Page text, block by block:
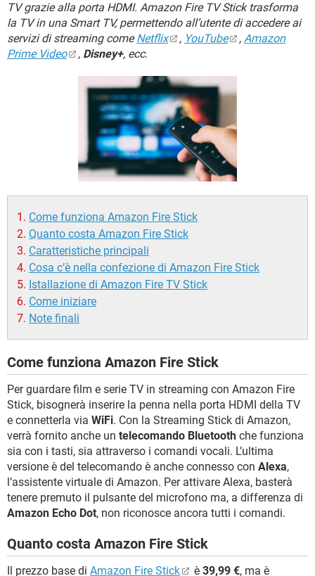
HARDWARE
INSTAGRAM WHATSAPP
FACEBOOK
HARDWARE
iOS WINDOWS 10
INSTAGRAM WHATSAPP
TV grazie alla porta HDMI. Amazon Fire TV Stick trasforma
la TV in una Smart TV, permettendo all’utente di accedere ai
servizi di streaming comeNetflix , YouTube , Amazon
Prime Video
, Disney+, ecc.
Come funziona Amazon Fire Stick
Quanto costa Amazon Fire Stick
Caratteristiche principali
Cosa c’è nella confezione di Amazon Fire Stick
Istallazione di Amazon Fire TV Stick
Come iniziare
Note finali
Come funziona Amazon Fire Stick
Per guardare film e serie TV in streaming con Amazon Fire
Stick, bisognerà inserire la penna nella porta HDMI della TV
e connetterla via WiFi. Con la Streaming Stick di Amazon,
verrà fornito anche un telecomando Bluetooth che funziona
sia con i tasti, sia attraverso i comandi vocali. L’ultima
versione è del telecomando è anche connesso con Alexa,
l’assistente virtuale di Amazon. Per attivare Alexa, basterà
tenere premuto il pulsante del microfono ma, a differenza di
Amazon Echo Dot, non riconosce ancora tutti i comandi.
Quanto costa Amazon Fire Stick
Il prezzo base di Amazon Fire Stick è 39,99 €, ma è